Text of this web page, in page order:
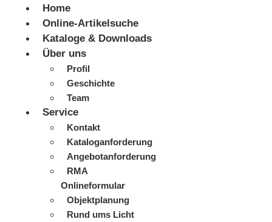
Home
Online-Artikelsuche
Kataloge & Downloads
Über uns
Profil
Geschichte
Team
Service
Kontakt
Kataloganforderung
Angebotanforderung
RMA
Onlineformular
Objektplanung
Rund ums Licht